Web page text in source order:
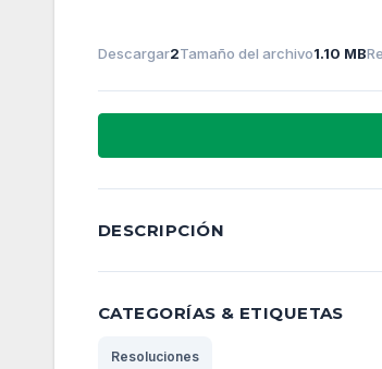
Descargar2Tamaño del archivo1.10 MB
DESCRIPCIÓN
CATEGORÍAS & ETIQUETAS
Resoluciones